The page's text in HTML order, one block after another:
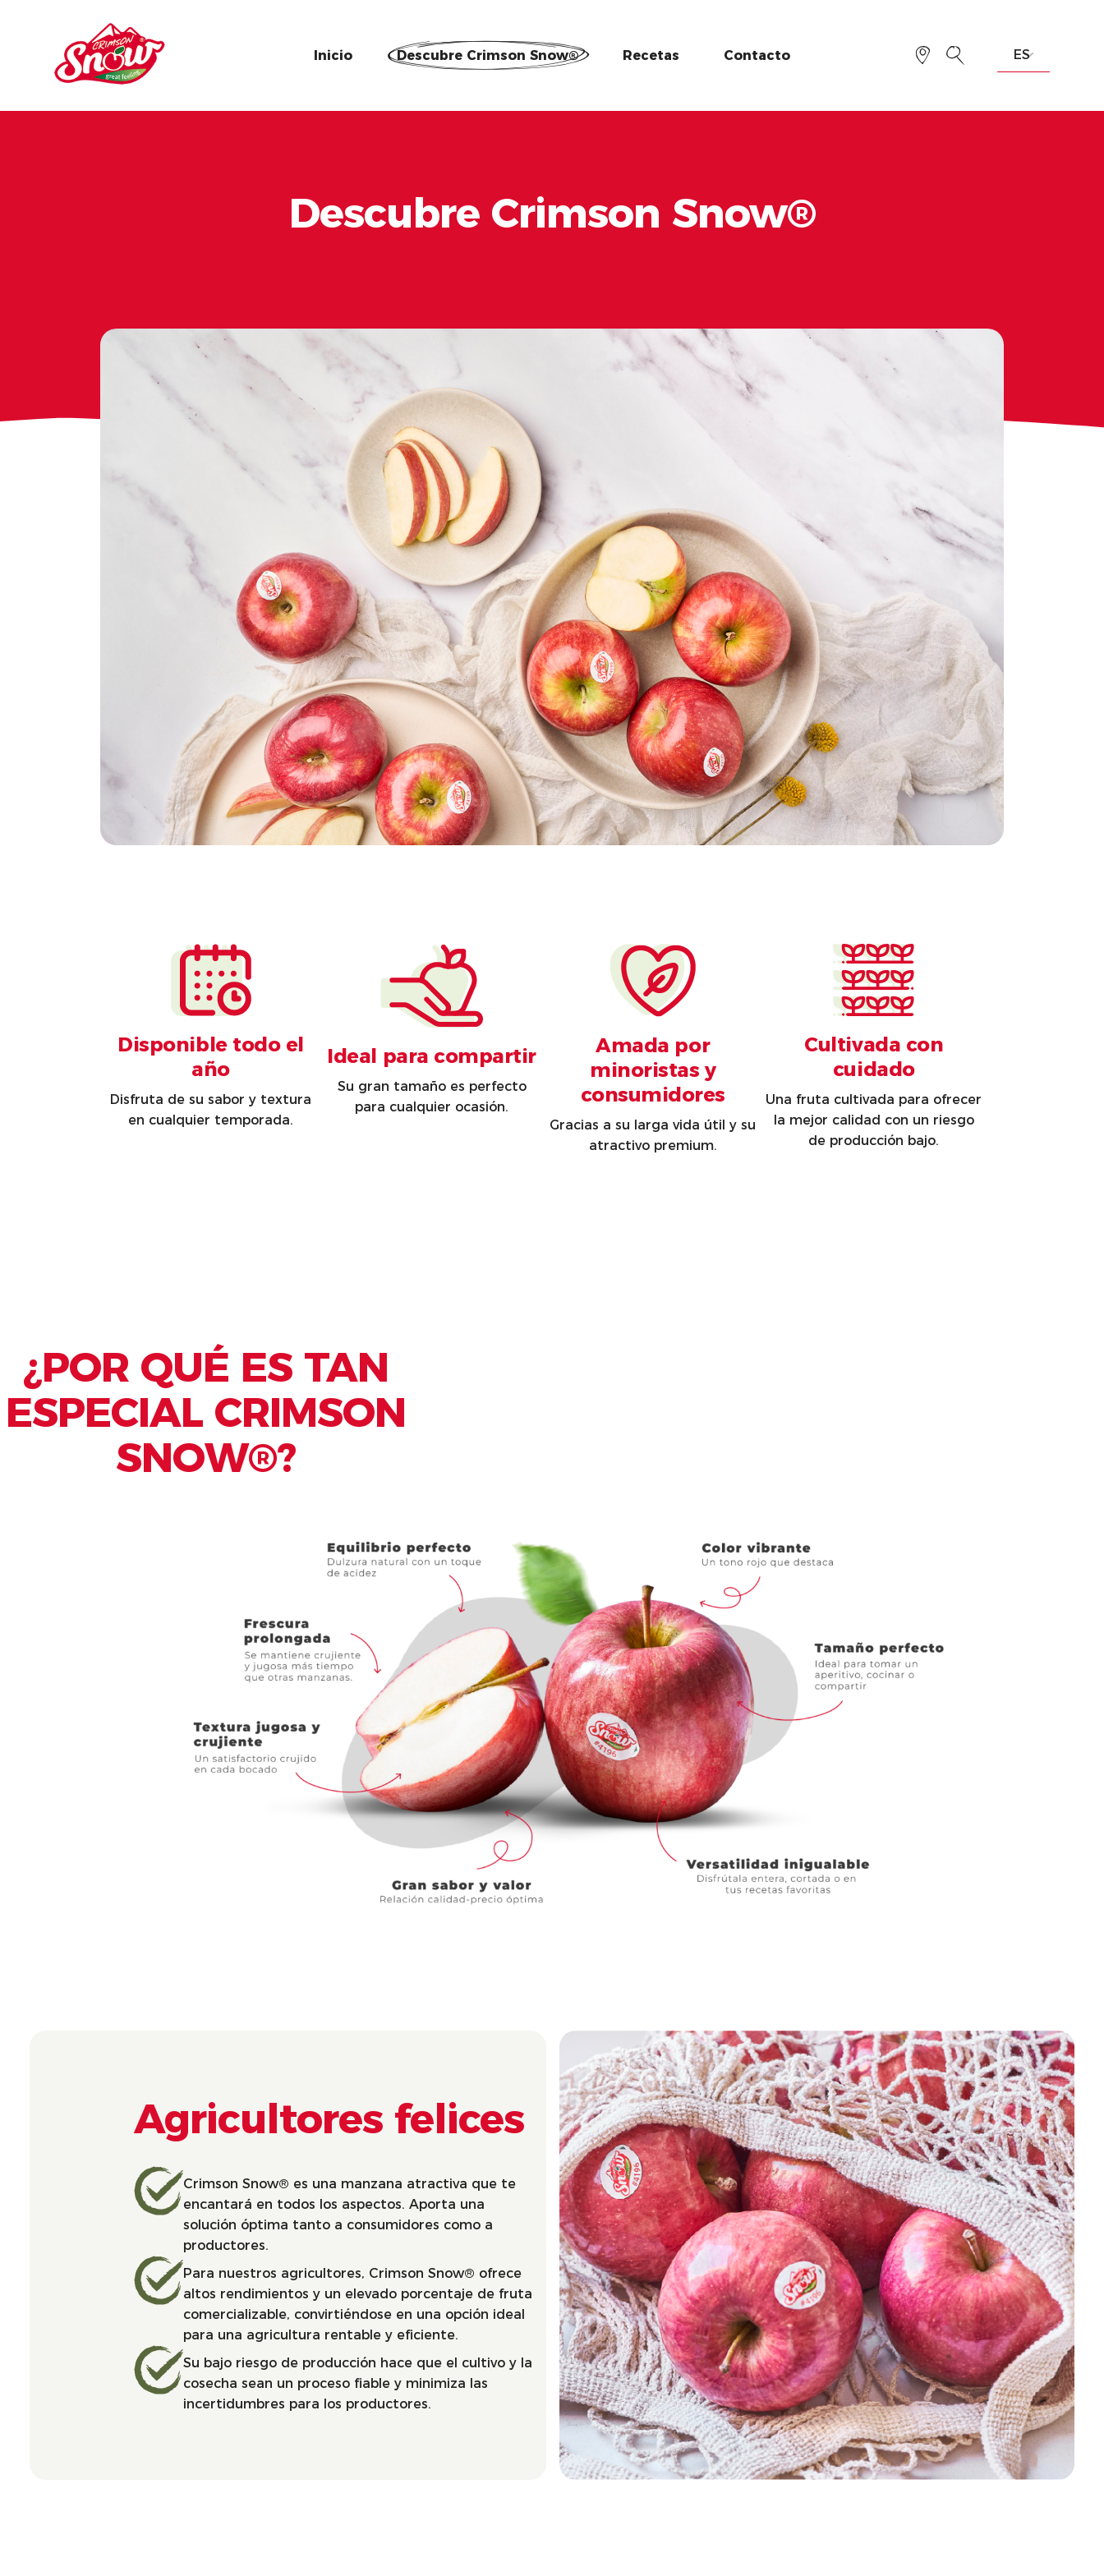
Inicio Descubre Crimson Snow® Recetas Contacto
Descubre Crimson Snow®
Disponible todo el
año
Disfruta de su sabor y textura
en cualquier temporada.
Ideal para compartir
Su gran tamaño es perfecto
para cualquier ocasión.
Amada por
minoristas y
consumidores
Gracias a su larga vida útil y su
atractivo premium.
Cultivada con
cuidado
Una fruta cultivada para ofrecer
la mejor calidad con un riesgo
de producción bajo.
¿POR QUÉ ES TAN
ESPECIAL CRIMSON
SNOW®?
Agricultores felices
Crimson Snow® es una manzana atractiva que te
encantará en todos los aspectos. Aporta una
solución óptima tanto a consumidores como a
productores.
Para nuestros agricultores, Crimson Snow® ofrece
altos rendimientos y un elevado porcentaje de fruta
comercializable, convirtiéndose en una opción ideal
para una agricultura rentable y eficiente.
Su bajo riesgo de producción hace que el cultivo y la
cosecha sean un proceso fiable y minimiza las
incertidumbres para los productores.